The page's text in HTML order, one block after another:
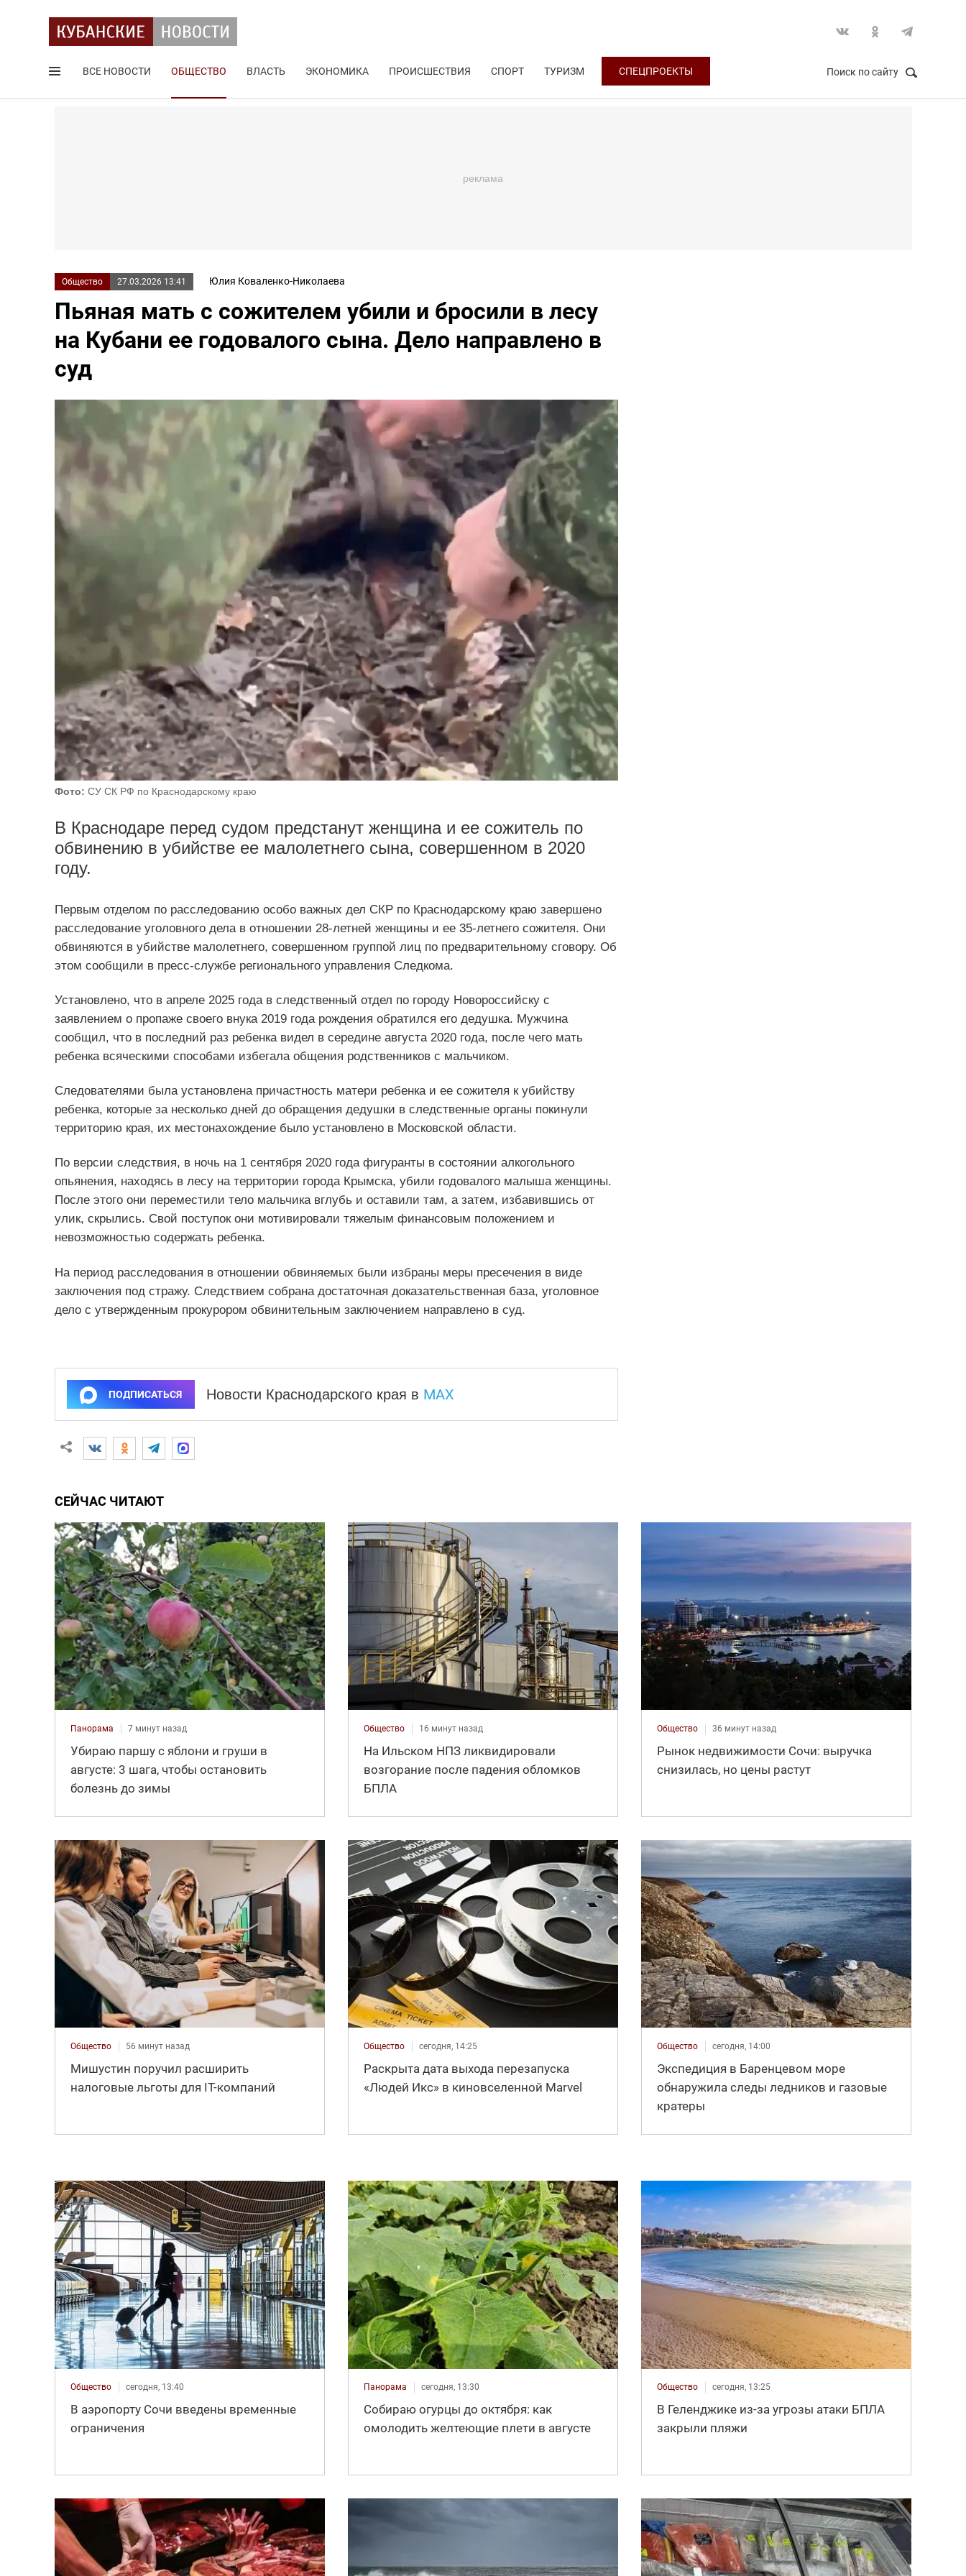
ВСЕ НОВОСТИ ОБЩЕСТВО ВЛАСТЬ ЭКОНОМИКА ПРОИСШЕСТВИЯ СПОРТ ТУРИЗМ СПЕЦПРОЕКТЫ Поиск по сайту
Общество 27.03.2026 13:41 Юлия Коваленко-Николаева
Пьяная мать с сожителем убили и бросили в лесу
на Кубани ее годовалого сына. Дело направлено в
суд
Фото: СУ СК РФ по Краснодарскому краю
В Краснодаре перед судом предстанут женщина и ее сожитель по
обвинению в убийстве ее малолетнего сына, совершенном в 2020
году.
Первым отделом по расследованию особо важных дел СКР по Краснодарскому краю завершено
расследование уголовного дела в отношении 28-летней женщины и ее 35-летнего сожителя. Они
обвиняются в убийстве малолетнего, совершенном группой лиц по предварительному сговору. Об
этом сообщили в пресс-службе регионального управления Следкома.
Установлено, что в апреле 2025 года в следственный отдел по городу Новороссийску с
заявлением о пропаже своего внука 2019 года рождения обратился его дедушка. Мужчина
сообщил, что в последний раз ребенка видел в середине августа 2020 года, после чего мать
ребенка всяческими способами избегала общения родственников с мальчиком.
Следователями была установлена причастность матери ребенка и ее сожителя к убийству
ребенка, которые за несколько дней до обращения дедушки в следственные органы покинули
территорию края, их местонахождение было установлено в Московской области.
По версии следствия, в ночь на 1 сентября 2020 года фигуранты в состоянии алкогольного
опьянения, находясь в лесу на территории города Крымска, убили годовалого малыша женщины.
После этого они переместили тело мальчика вглубь и оставили там, а затем, избавившись от
улик, скрылись. Свой поступок они мотивировали тяжелым финансовым положением и
невозможностью содержать ребенка.
На период расследования в отношении обвиняемых были избраны меры пресечения в виде
заключения под стражу. Следствием собрана достаточная доказательственная база, уголовное
дело с утвержденным прокурором обвинительным заключением направлено в суд.
ПОДПИСАТЬСЯ Новости Краснодарского края в MAX
СЕЙЧАС ЧИТАЮТ
Панорама 7 минут назад
Убираю паршу с яблони и груши в
августе: 3 шага, чтобы остановить
болезнь до зимы
Общество 16 минут назад
На Ильском НПЗ ликвидировали
возгорание после падения обломков
БПЛА
Общество 36 минут назад
Рынок недвижимости Сочи: выручка
снизилась, но цены растут
Общество 56 минут назад
Мишустин поручил расширить
налоговые льготы для IT-компаний
Общество сегодня, 14:25
Раскрыта дата выхода перезапуска
«Людей Икс» в киновселенной Marvel
Общество сегодня, 14:00
Экспедиция в Баренцевом море
обнаружила следы ледников и газовые
кратеры
Общество сегодня, 13:40
В аэропорту Сочи введены временные
ограничения
Панорама сегодня, 13:30
Собираю огурцы до октября: как
омолодить желтеющие плети в августе
Общество сегодня, 13:25
В Геленджике из-за угрозы атаки БПЛА
закрыли пляжи